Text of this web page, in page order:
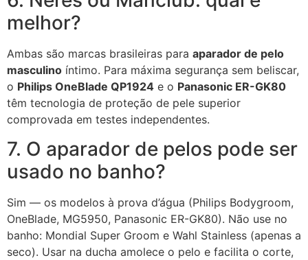
melhor?
Ambas são marcas brasileiras para aparador de pelo
masculino íntimo. Para máxima segurança sem beliscar,
o Philips OneBlade QP1924 e o Panasonic ER-GK80
têm tecnologia de proteção de pele superior
comprovada em testes independentes.
7. O aparador de pelos pode ser
usado no banho?
Sim — os modelos à prova d’água (Philips Bodygroom,
OneBlade, MG5950, Panasonic ER-GK80). Não use no
banho: Mondial Super Groom e Wahl Stainless (apenas a
seco). Usar na ducha amolece o pelo e facilita o corte,